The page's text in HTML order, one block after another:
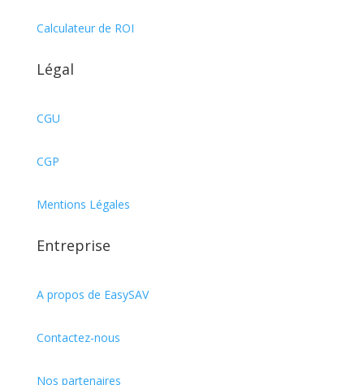
Calculateur de ROI
Légal
CGU
CGP
Mentions Légales
Entreprise
A propos de EasySAV
Contactez-nous
Nos partenaires